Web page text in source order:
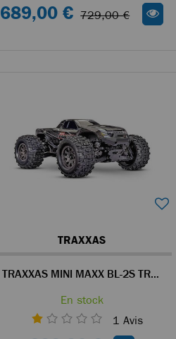
689,00 € 729,00 €
TRAXXAS
TRAXXAS MINI MAXX BL-2S TRUCK RC 4WD 1/14 BRUSHLESS NOIR - 107154-1
En stock
1 Avis